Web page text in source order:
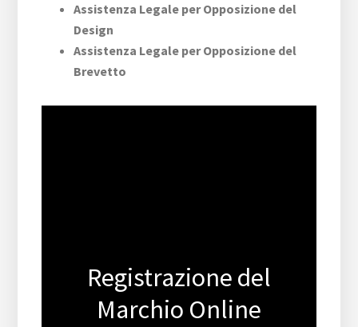
Assistenza Legale per Opposizione del
Design
Assistenza Legale per Opposizione del
Brevetto
Registrazione del
Marchio Online